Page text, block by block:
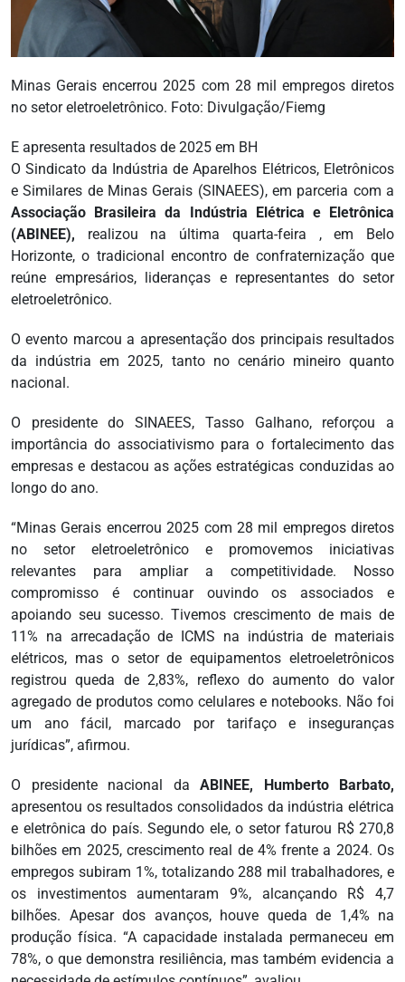
Minas Gerais encerrou 2025 com 28 mil empregos diretos
no setor eletroeletrônico. Foto: Divulgação/Fiemg
E apresenta resultados de 2025 em BH
O Sindicato da Indústria de Aparelhos Elétricos, Eletrônicos
e Similares de Minas Gerais (SINAEES), em parceria com a
Associação Brasileira da Indústria Elétrica e Eletrônica
(ABINEE), realizou na última quarta-feira , em Belo
Horizonte, o tradicional encontro de confraternização que
reúne empresários, lideranças e representantes do setor
eletroeletrônico.
O evento marcou a apresentação dos principais resultados
da indústria em 2025, tanto no cenário mineiro quanto
nacional.
O presidente do SINAEES, Tasso Galhano, reforçou a
importância do associativismo para o fortalecimento das
empresas e destacou as ações estratégicas conduzidas ao
longo do ano.
“Minas Gerais encerrou 2025 com 28 mil empregos diretos
no setor eletroeletrônico e promovemos iniciativas
relevantes para ampliar a competitividade. Nosso
compromisso é continuar ouvindo os associados e
apoiando seu sucesso. Tivemos crescimento de mais de
11% na arrecadação de ICMS na indústria de materiais
elétricos, mas o setor de equipamentos eletroeletrônicos
registrou queda de 2,83%, reflexo do aumento do valor
agregado de produtos como celulares e notebooks. Não foi
um ano fácil, marcado por tarifaço e inseguranças
jurídicas”, afirmou.
O presidente nacional da ABINEE, Humberto Barbato,
apresentou os resultados consolidados da indústria elétrica
e eletrônica do país. Segundo ele, o setor faturou R$ 270,8
bilhões em 2025, crescimento real de 4% frente a 2024. Os
empregos subiram 1%, totalizando 288 mil trabalhadores, e
os investimentos aumentaram 9%, alcançando R$ 4,7
bilhões. Apesar dos avanços, houve queda de 1,4% na
produção física. “A capacidade instalada permaneceu em
78%, o que demonstra resiliência, mas também evidencia a